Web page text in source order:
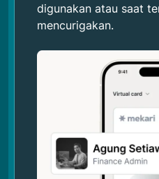
digunakan atau saat
mencurigakan.